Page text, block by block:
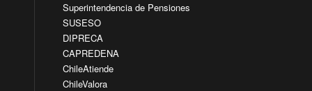
Superintendencia de Pensiones
SUSESO
DIPRECA
CAPREDENA
ChileAtiende
ChileValora